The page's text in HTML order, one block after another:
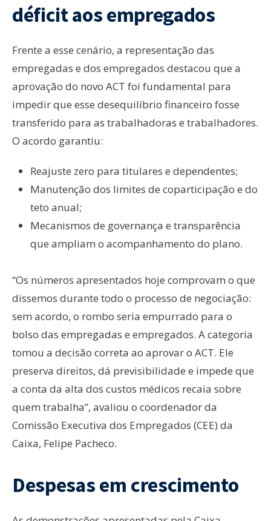
déficit aos empregados
Frente a esse cenário, a representação das
empregadas e dos empregados destacou que a
aprovação do novo ACT foi fundamental para
impedir que esse desequilíbrio financeiro fosse
transferido para as trabalhadoras e trabalhadores.
O acordo garantiu:
Reajuste zero para titulares e dependentes;
Manutenção dos limites de coparticipação e do
teto anual;
Mecanismos de governança e transparência
que ampliam o acompanhamento do plano.
“Os números apresentados hoje comprovam o que
dissemos durante todo o processo de negociação:
sem acordo, o rombo seria empurrado para o
bolso das empregadas e empregados. A categoria
tomou a decisão correta ao aprovar o ACT. Ele
preserva direitos, dá previsibilidade e impede que
a conta da alta dos custos médicos recaia sobre
quem trabalha”, avaliou o coordenador da
Comissão Executiva dos Empregados (CEE) da
Caixa, Felipe Pacheco.
Despesas em crescimento